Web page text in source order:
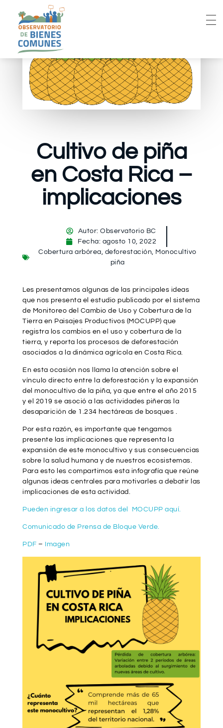
Cultivo de piña
en Costa Rica –
implicaciones
Autor: Observatorio BC
Fecha: agosto 10, 2022
Cobertura arbórea, deforestación, Monocultivo
piña
Les presentamos algunas de las principales ideas
que nos presenta el estudio publicado por el sistema
de Monitoreo del Cambio de Uso y Cobertura de la
Tierra en Paisajes Productivos (MOCUPP) que
registra los cambios en el uso y cobertura de la
tierra, y reporta los procesos de deforestación
asociados a la dinámica agrícola en Costa Rica.
En esta ocasión nos llama la atención sobre el
vínculo directo entre la deforestación y la expansión
del monocultivo de la piña, ya que entre el año 2015
y el 2019 se asoció a las actividades piñeras la
desaparición de 1.234 hectáreas de bosques .
Por esta razón, es importante que tengamos
presente las implicaciones que representa la
expansión de este monocultivo y sus consecuencias
sobre la salud humana y de nuestros ecosistemas.
Para esto les compartimos esta infografía que reúne
algunas ideas centrales para motivarles a debatir las
implicaciones de esta actividad.
Pueden ingresar a los datos del MOCUPP aquí.
Comunicado de Prensa de Bloque Verde.
PDF – Imagen